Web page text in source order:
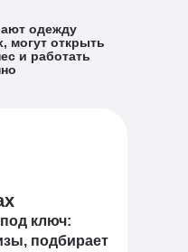
ключ:
подбирает
одежду
могут открыть
и работать